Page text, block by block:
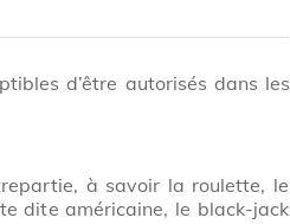
d’être autorisés dans les
à savoir la roulette, le
dite américaine, le black-jack